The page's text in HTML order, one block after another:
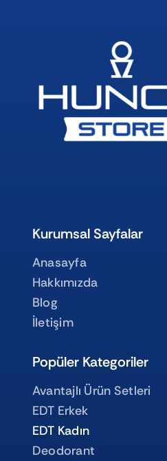
Kurumsal Sayfalar
Anasayfa
Hakkımızda
Blog
İletişim
Popüler Kategoriler
Avantajlı Ürün Setleri
EDT Erkek
EDT Kadın
Deodorant